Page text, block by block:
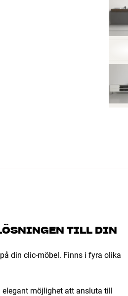
TILL DIN
din clic-möbel. Finns i fyra olika
elegant möjlighet att ansluta till